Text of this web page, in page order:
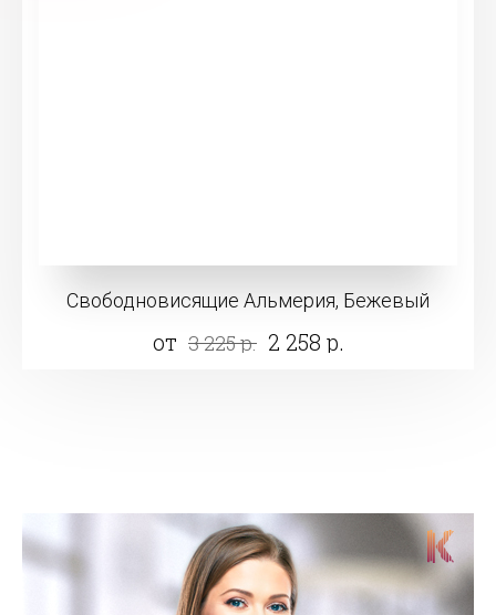
Свободновисящие Альмерия, Бежевый
от 3 225 р. 2 258 р.